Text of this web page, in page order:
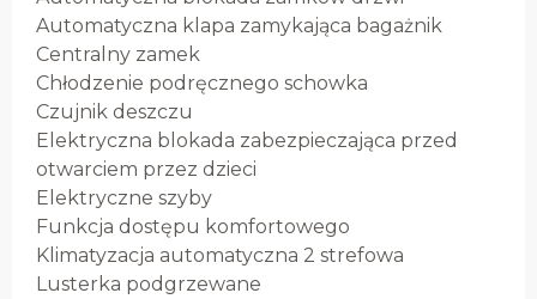
Automatyczna klapa zamykająca bagażnik
Centralny zamek
Chłodzenie podręcznego schowka
Czujnik deszczu
Elektryczna blokada zabezpieczająca przed
otwarciem przez dzieci
Elektryczne szyby
Funkcja dostępu komfortowego
Klimatyzacja automatyczna 2 strefowa
Lusterka podgrzewane